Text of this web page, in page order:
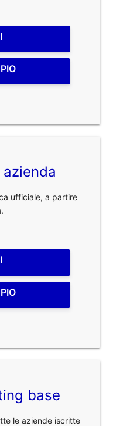
ufficiale, a partire
base
le aziende iscritte